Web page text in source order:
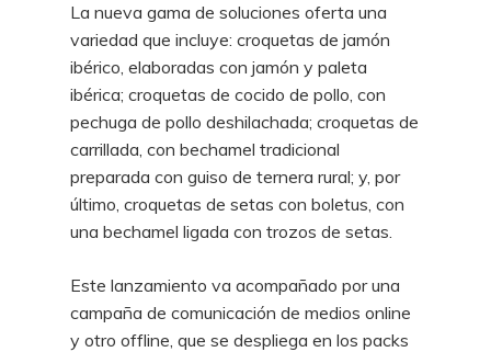
La nueva gama de soluciones oferta una
variedad que incluye: croquetas de jamón
ibérico, elaboradas con jamón y paleta
ibérica; croquetas de cocido de pollo, con
pechuga de pollo deshilachada; croquetas de
carrillada, con bechamel tradicional
preparada con guiso de ternera rural; y, por
último, croquetas de setas con boletus, con
una bechamel ligada con trozos de setas.
Este lanzamiento va acompañado por una
campaña de comunicación de medios online
y otro offline, que se despliega en los packs